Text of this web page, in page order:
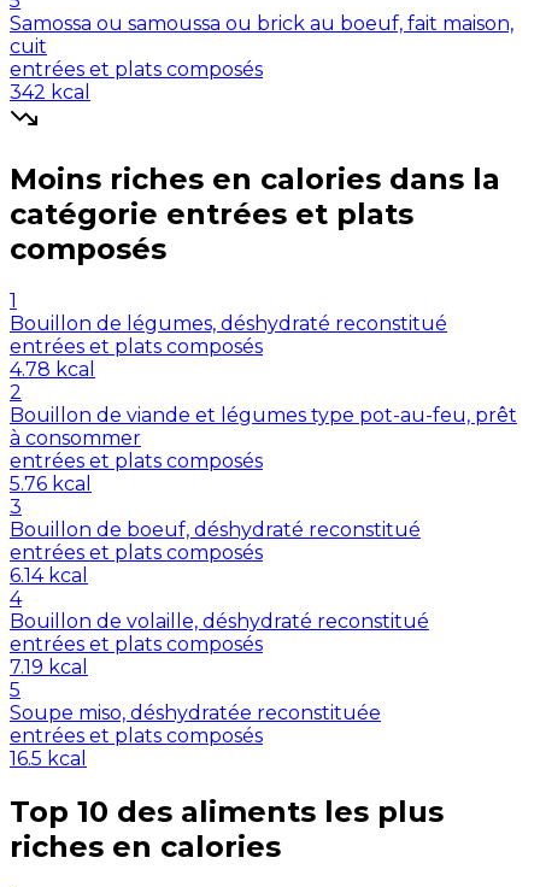
Samossa ou samoussa ou brick au boeuf, fait maison,
cuit
entrées et plats composés
342 kcal
Moins riches en calories dans la
catégorie entrées et plats
composés
1
Bouillon de légumes, déshydraté reconstitué
entrées et plats composés
4.78 kcal
2
Bouillon de viande et légumes type pot-au-feu, prêt
à consommer
entrées et plats composés
5.76 kcal
3
Bouillon de boeuf, déshydraté reconstitué
entrées et plats composés
6.14 kcal
4
Bouillon de volaille, déshydraté reconstitué
entrées et plats composés
7.19 kcal
5
Soupe miso, déshydratée reconstituée
entrées et plats composés
16.5 kcal
Top 10 des aliments les plus
riches en calories